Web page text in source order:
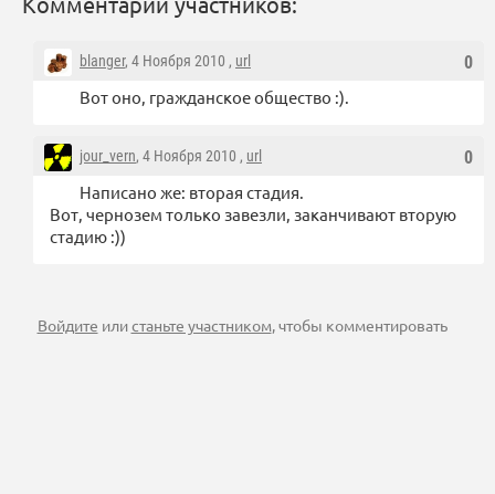
0
blanger, 4 Ноября 2010 , url
Вот оно, гражданское общество :).
0
jour_vern, 4 Ноября 2010 , url
Написано же: вторая стадия.
Вот, чернозем только завезли, заканчивают вторую
стадию :))
Войдите илистаньте участником, чтобы комментировать